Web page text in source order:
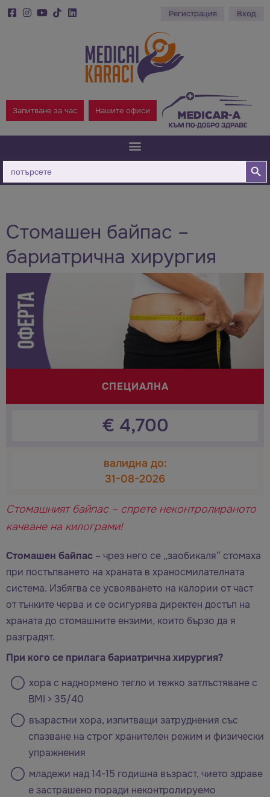
Регистрация Вход
Запитване за час Нашите офиси
Търсене
за:
Бутон
Стомашен байпас –
бариатрична хирургия
СПЕЦИАЛНА
€ 4,700
валидна до:
31-08-2026
Стомашният байпас – спрете неконтролираното
качване на килограми!
Стомашен байпас – чрез него се „заобикаля“ стомаха
при постъпването на храната в храносмилателната
система. Избягва се усвояването на калории от част
от тънките черва и се осигурява директен достъп на
храната до стомашните ензими, които бързо да я
разградят.
При кого се прилага бариатрична хирургия?
хора с наднормено тегло и тежко затлъстяване с
BMI > 35/40
възрастни хора, изпитващи затруднения със
спазване на строг хранителен режим и физически
упражнения
младежи над 14-15 годишна възраст, чието здраве
е застрашено поради неконтролируемо